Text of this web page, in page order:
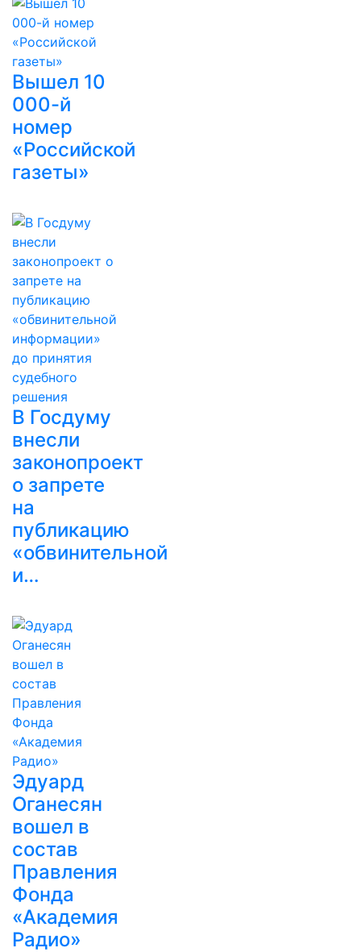
Вышел 10
000-й
номер
«Российской
газеты»
В Госдуму
внесли
законопроект
о запрете
на
публикацию
«обвинительной
и…
Эдуард
Оганесян
вошел в
состав
Правления
Фонда
«Академия
Радио»